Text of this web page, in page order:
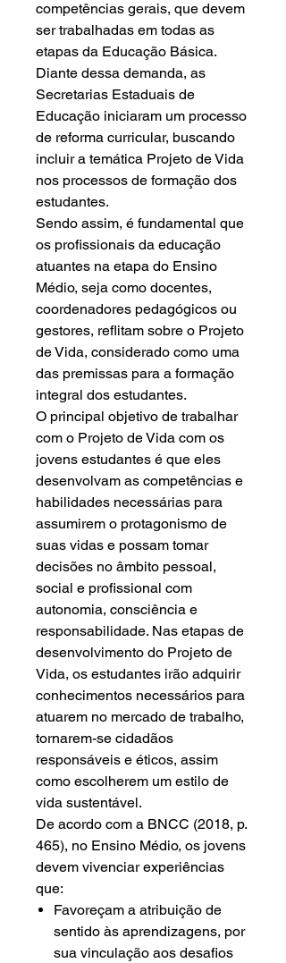
competências gerais, que devem
ser trabalhadas em todas as
etapas da Educação Básica.
Diante dessa demanda, as
Secretarias Estaduais de
Educação iniciaram um processo
de reforma curricular, buscando
incluir a temática Projeto de Vida
nos processos de formação dos
estudantes.
Sendo assim, é fundamental que
os profissionais da educação
atuantes na etapa do Ensino
Médio, seja como docentes,
coordenadores pedagógicos ou
gestores, reflitam sobre o Projeto
de Vida, considerado como uma
das premissas para a formação
integral dos estudantes.
O principal objetivo de trabalhar
com o Projeto de Vida com os
jovens estudantes é que eles
desenvolvam as competências e
habilidades necessárias para
assumirem o protagonismo de
suas vidas e possam tomar
decisões no âmbito pessoal,
social e profissional com
autonomia, consciência e
responsabilidade. Nas etapas de
desenvolvimento do Projeto de
Vida, os estudantes irão adquirir
conhecimentos necessários para
atuarem no mercado de trabalho,
tornarem-se cidadãos
responsáveis e éticos, assim
como escolherem um estilo de
vida sustentável.
De acordo com a BNCC (2018, p.
465), no Ensino Médio, os jovens
devem vivenciar experiências
que:
Favoreçam a atribuição de
sentido às aprendizagens, por
sua vinculação aos desafios